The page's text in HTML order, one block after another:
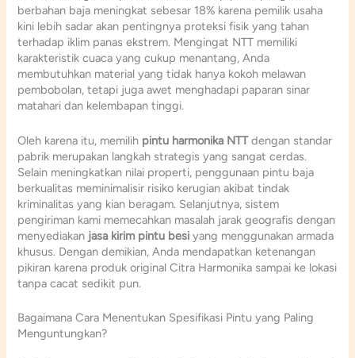
berbahan baja meningkat sebesar 18% karena pemilik usaha
kini lebih sadar akan pentingnya proteksi fisik yang tahan
terhadap iklim panas ekstrem. Mengingat NTT memiliki
karakteristik cuaca yang cukup menantang, Anda
membutuhkan material yang tidak hanya kokoh melawan
pembobolan, tetapi juga awet menghadapi paparan sinar
matahari dan kelembapan tinggi.
Oleh karena itu, memilih pintu harmonika NTTdengan standar
pabrik merupakan langkah strategis yang sangat cerdas.
Selain meningkatkan nilai properti, penggunaan pintu baja
berkualitas meminimalisir risiko kerugian akibat tindak
kriminalitas yang kian beragam. Selanjutnya, sistem
pengiriman kami memecahkan masalah jarak geografis dengan
menyediakan jasa kirim pintu besi yang menggunakan armada
khusus. Dengan demikian, Anda mendapatkan ketenangan
pikiran karena produk original Citra Harmonika sampai ke lokasi
tanpa cacat sedikit pun.
Bagaimana Cara Menentukan Spesifikasi Pintu yang Paling
Menguntungkan?